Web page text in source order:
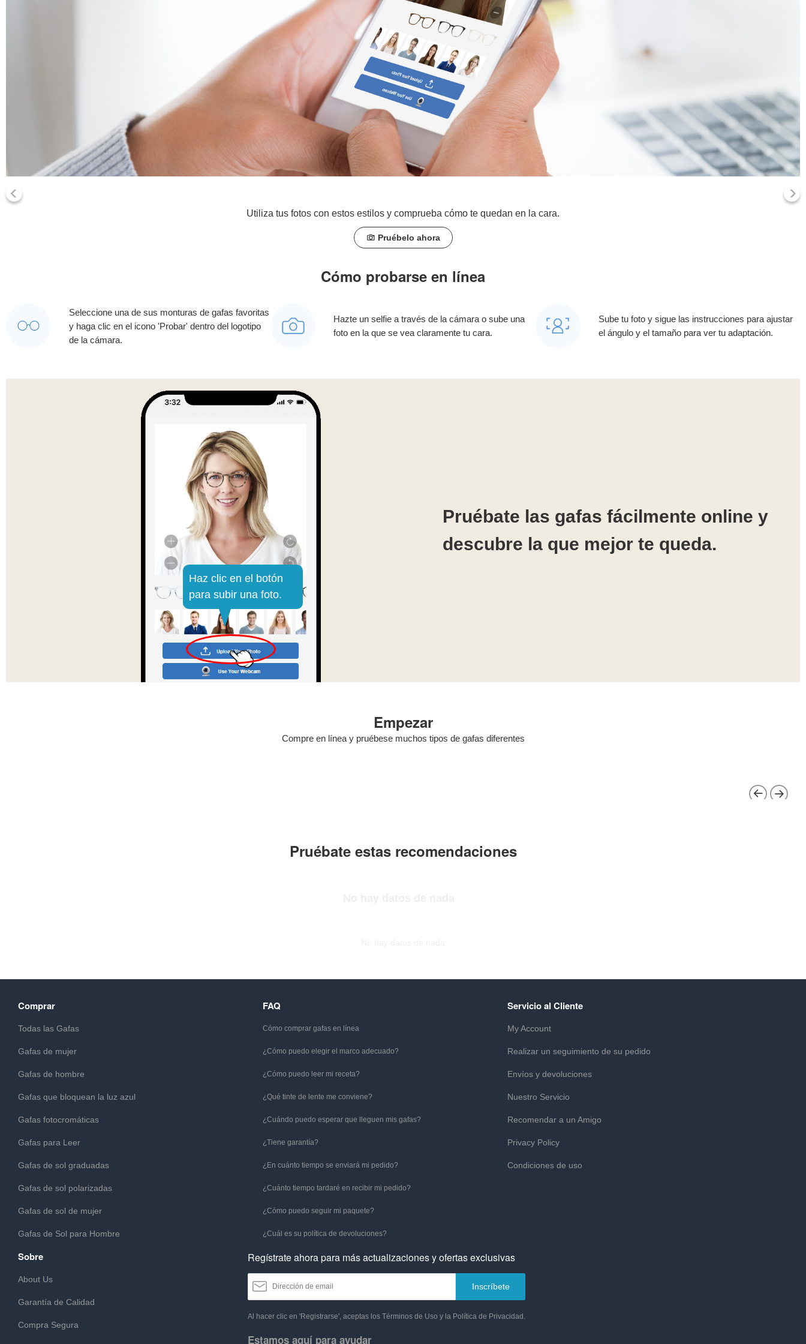
Utiliza tus fotos con estos estilos y comprueba cómo te quedan en la cara.
Pruébelo ahora
Cómo probarse en línea
Seleccione una de sus monturas de gafas favoritas
y haga clic en el icono 'Probar' dentro del logotipo
de la cámara.
Hazte un selfie a través de la cámara o sube una
foto en la que se vea claramente tu cara.
Sube tu foto y sigue las instrucciones para ajustar
el ángulo y el tamaño para ver tu adaptación.
Haz clic en el botón
para subir una foto.
Pruébate las gafas fácilmente online y
descubre la que mejor te queda.
Empezar
Compre en línea y pruébese muchos tipos de gafas diferentes
Pruébate estas recomendaciones
Comprar
Todas las Gafas
Gafas de mujer
Gafas de hombre
Gafas que bloquean la luz azul
Gafas fotocromáticas
Gafas para Leer
Gafas de sol graduadas
Gafas de sol polarizadas
Gafas de sol de mujer
Gafas de Sol para Hombre
FAQ
Cómo comprar gafas en línea
¿Cómo puedo elegir el marco adecuado?
¿Cómo puedo leer mi receta?
¿Qué tinte de lente me conviene?
¿Cuándo puedo esperar que lleguen mis gafas?
¿Tiene garantía?
¿En cuánto tiempo se enviará mi pedido?
¿Cuánto tiempo tardaré en recibir mi pedido?
¿Cómo puedo seguir mi paquete?
¿Cuál es su política de devoluciones?
Servicio al Cliente
My Account
Realizar un seguimiento de su pedido
Envíos y devoluciones
Nuestro Servicio
Recomendar a un Amigo
Privacy Policy
Condiciones de uso
Sobre
About Us
Garantía de Calidad
Compra Segura
Regístrate ahora para más actualizaciones y ofertas exclusivas
Inscríbete
Al hacer clic en 'Registrarse', aceptas los Términos de Uso y la Política de Privacidad.
Estamos aquí para ayudar